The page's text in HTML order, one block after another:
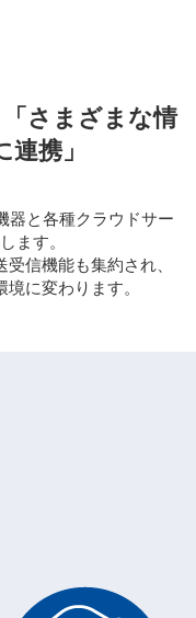
さまざまな情
携」
器と各種クラウドサー
ます。
信機能も集約され、
に変わります。